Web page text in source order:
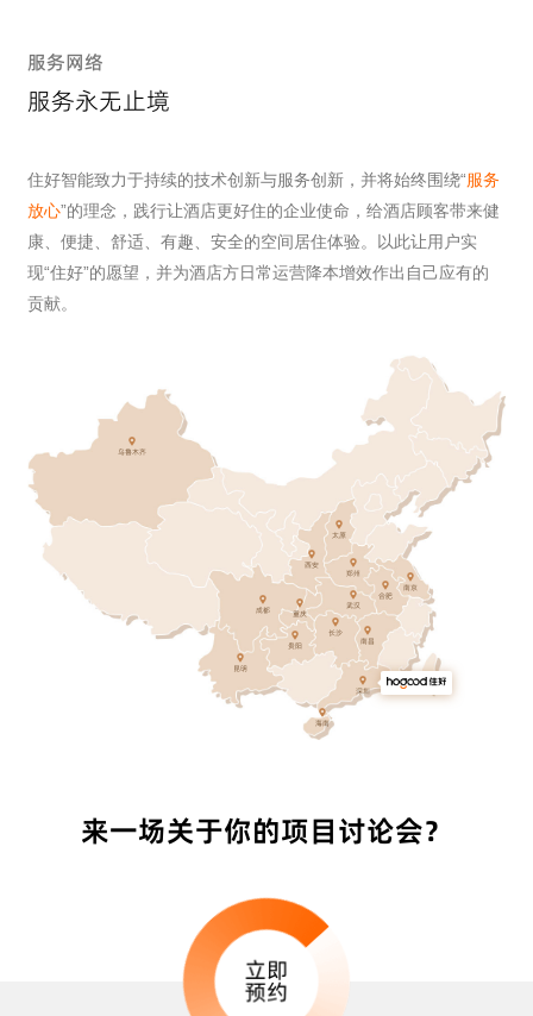
服务网络
服务永无止境
住好智能致力于持续的技术创新与服务创新，并将始终围绕“服务
放心”的理念，践行让酒店更好住的企业使命，给酒店顾客带来健
康、便捷、舒适、有趣、安全的空间居住体验。以此让用户实
现“住好”的愿望，并为酒店方日常运营降本增效作出自己应有的
贡献。
乌鲁木齐
地址：新疆维吾尔自治区伊犁哈萨克自
治州伊宁市边境经济合作区
400-998-3651
太原
地址：山西省太原市小店区龙城大街
400-998-3651
西安
地址：西安市雁塔区高新四路9号居然
之家
400-998-3651
郑州
地址：河南省信阳市平桥区龙飞山办事
400-998-3651
成都
地址：四川成都锦江区
400-998-3651
重庆
重庆
地址：西安市雁塔区高新四路9号居然
之家
400-998-3651
武汉
地址：西安市雁塔区高新四路9号居然
400-998-3651
合肥
地址：安徽省合肥市蜀山区宿松路与繁
华大道
400-998-3651
南京
南京
地址：江苏省南京市秦淮区中山东路
400-998-3651
长沙
长沙
地址：西安市雁塔区高新四路9号居然
之家
400-998-3651
贵阳
贵阳
地址：西安市雁塔区高新四路9号居然
400-998-3651
南昌
地址：西安市雁塔区高新四路9号居然
之家
400-998-3651
昆明
昆明
地址：昆明片区经开区阿拉街道
400-998-3651
海南
海南
地址：海南海口龙华区 海南三亚吉阳区
400-998-3651
深圳
来一场关于你的项目讨论会？
立即
预约